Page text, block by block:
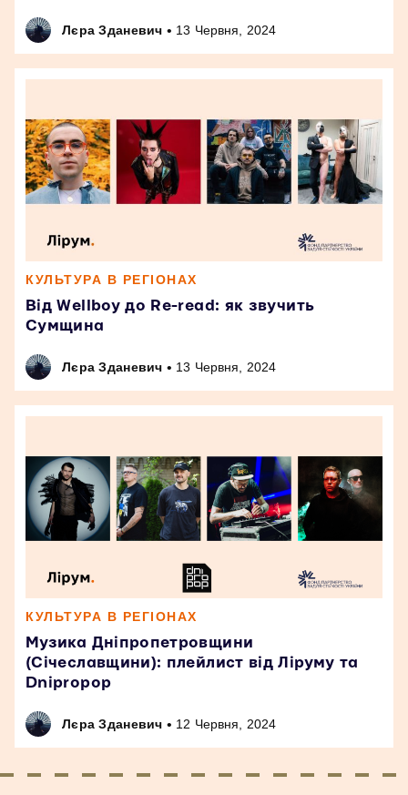
Лєра Зданевич • 13 Червня, 2024
КУЛЬТУРА В РЕГІОНАХ
Від Wellboy до Re-read: як звучить
Сумщина
Лєра Зданевич • 13 Червня, 2024
КУЛЬТУРА В РЕГІОНАХ
Музика Дніпропетровщини
(Січеславщини): плейлист від Ліруму та
Dnipropop
Лєра Зданевич • 12 Червня, 2024